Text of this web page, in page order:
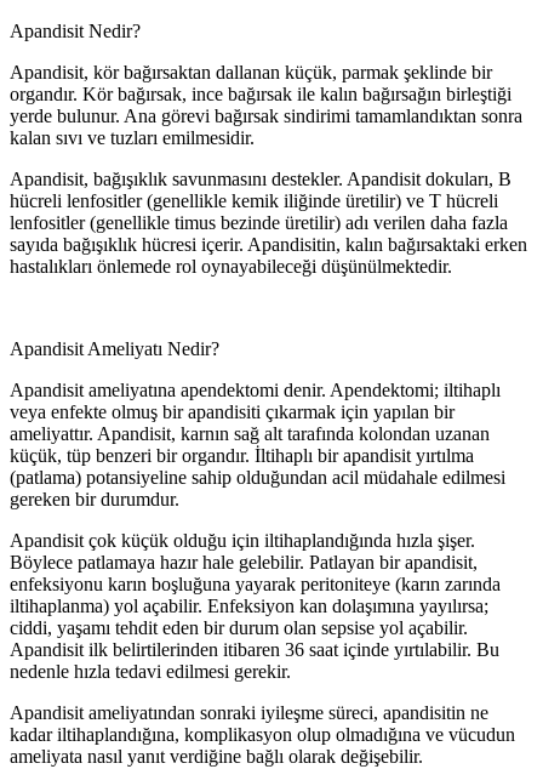
Apandisit Nedir?
Apandisit, kör bağırsaktan dallanan küçük, parmak şeklinde bir
organdır. Kör bağırsak, ince bağırsak ile kalın bağırsağın birleştiği
yerde bulunur. Ana görevi bağırsak sindirimi tamamlandıktan sonra
kalan sıvı ve tuzları emilmesidir.
Apandisit, bağışıklık savunmasını destekler. Apandisit dokuları, B
hücreli lenfositler (genellikle kemik iliğinde üretilir) ve T hücreli
lenfositler (genellikle timus bezinde üretilir) adı verilen daha fazla
sayıda bağışıklık hücresi içerir. Apandisitin, kalın bağırsaktaki erken
hastalıkları önlemede rol oynayabileceği düşünülmektedir.
Apandisit Ameliyatı Nedir?
Apandisit ameliyatına apendektomi denir. Apendektomi; iltihaplı
veya enfekte olmuş bir apandisiti çıkarmak için yapılan bir
ameliyattır. Apandisit, karnın sağ alt tarafında kolondan uzanan
küçük, tüp benzeri bir organdır. İltihaplı bir apandisit yırtılma
(patlama) potansiyeline sahip olduğundan acil müdahale edilmesi
gereken bir durumdur.
Apandisit çok küçük olduğu için iltihaplandığında hızla şişer.
Böylece patlamaya hazır hale gelebilir. Patlayan bir apandisit,
enfeksiyonu karın boşluğuna yayarak peritoniteye (karın zarında
iltihaplanma) yol açabilir. Enfeksiyon kan dolaşımına yayılırsa;
ciddi, yaşamı tehdit eden bir durum olan sepsise yol açabilir.
Apandisit ilk belirtilerinden itibaren 36 saat içinde yırtılabilir. Bu
nedenle hızla tedavi edilmesi gerekir.
Apandisit ameliyatından sonraki iyileşme süreci, apandisitin ne
kadar iltihaplandığına, komplikasyon olup olmadığına ve vücudun
ameliyata nasıl yanıt verdiğine bağlı olarak değişebilir.